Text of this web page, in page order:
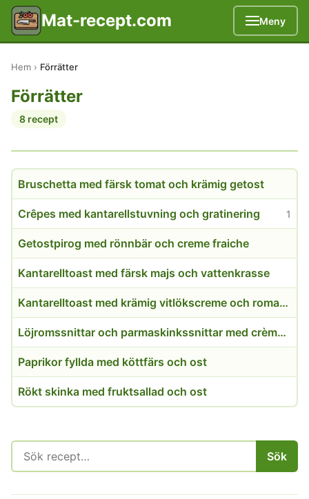
Mat-recept.com Meny
Hem Förrätter
Förrätter
8 recept
Bruschetta med färsk tomat och krämig getost
Crêpes med kantarellstuvning och gratinering 1
Getostpirog med rönnbär och creme fraiche
Kantarelltoast med färsk majs och vattenkrasse
Kantarelltoast med krämig vitlökscreme och romansallad
Löjromssnittar och parmaskinkssnittar med crème fraiche
Paprikor fyllda med köttfärs och ost
Rökt skinka med fruktsallad och ost
Sök
efter:
Sök